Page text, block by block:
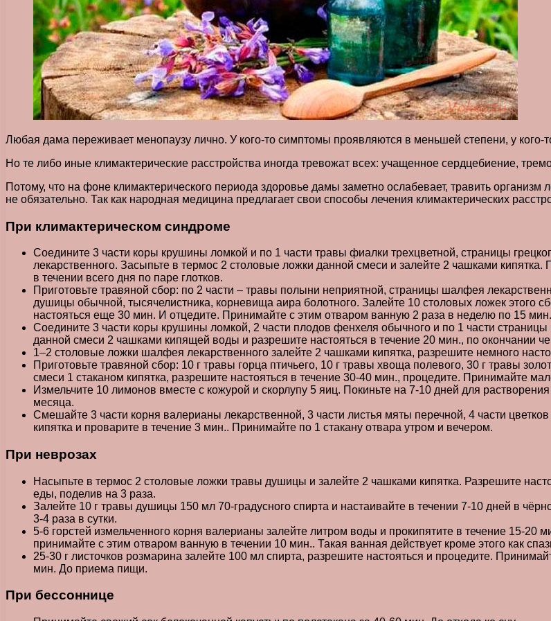
Любая дама переживает менопаузу лично. У кого-то симптомы проявляются в меньшей степени, у
Но те либо иные климактерические расстройства иногда тревожат всех: учащенное сердцебиение,
Потому, что на фоне климактерического периода здоровье дамы заметно ослабевает, травить
не обязательно. Так как народная медицина предлагает свои способы лечения климактерических
При климактерическом синдроме
Соедините 3 части коры крушины ломкой и по 1 части травы фиалки трехцветной, страницы
лекарственного. Засыпьте в термос 2 столовые ложки данной смеси и залейте 2 чашками
в течении всего дня по паре глотков.
Приготовьте травяной сбор: по 2 части – травы полыни неприятной, страницы шалфея
душицы обычной, тысячелистника, корневища аира болотного. Залейте 10 столовых ложек этого
настояться еще 30 мин. И отцедите. Принимайте с этим отваром ванную 2 раза в неделю по 15
Соедините 3 части коры крушины ломкой, 2 части плодов фенхеля обычного и по 1 части
данной смеси 2 чашками кипящей воды и разрешите настояться в течение 20 мин., по окончании
1–2 столовые ложки шалфея лекарственного залейте 2 чашками кипятка, разрешите немного
Приготовьте травяной сбор: 10 г травы горца птичьего, 10 г травы хвоща полевого, 30 г травы
смеси 1 стаканом кипятка, разрешите настояться в течение 30-40 мин., процедите. Принимайте
Измельчите 10 лимонов вместе с кожурой и скорлупу 5 яиц. Покиньте на 7-10 дней для
месяца.
Смешайте 3 части корня валерианы лекарственной, 3 части листья мяты перечной, 4 части
кипятка и проварите в течение 3 мин.. Принимайте по 1 стакану отвара утром и вечером.
При неврозах
Насыпьте в термос 2 столовые ложки травы душицы и залейте 2 чашками кипятка. Разрешите
еды, поделив на 3 раза.
Залейте 10 г травы душицы 150 мл 70-градусного спирта и настаивайте в течении 7-10 дней в
3-4 раза в сутки.
5-6 горстей измельченного корня валерианы залейте литром воды и прокипятите в течение 15-20
принимайте с этим отваром ванную в течении 10 мин.. Такая ванная действует кроме этого как
25-30 г листочков розмарина залейте 100 мл спирта, разрешите настояться и процедите.
мин. До приема пищи.
При бессоннице